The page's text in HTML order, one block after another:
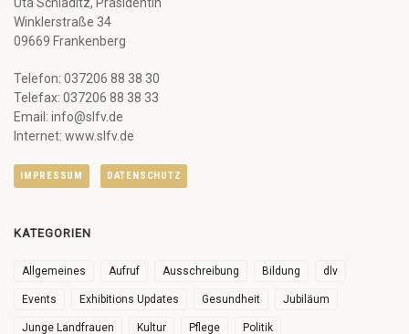
Winklerstraße 34
09669 Frankenberg
Telefon: 037206 88 38 30
Telefax: 037206 88 38 33
Email: info@slfv.de
Internet: www.slfv.de
IMPRESSUM DATENSCHUTZ
KATEGORIEN
Allgemeines Aufruf Ausschreibung Bildung dlv
Events Exhibitions Updates Gesundheit Jubiläum
Junge Landfrauen Kultur Pflege Politik